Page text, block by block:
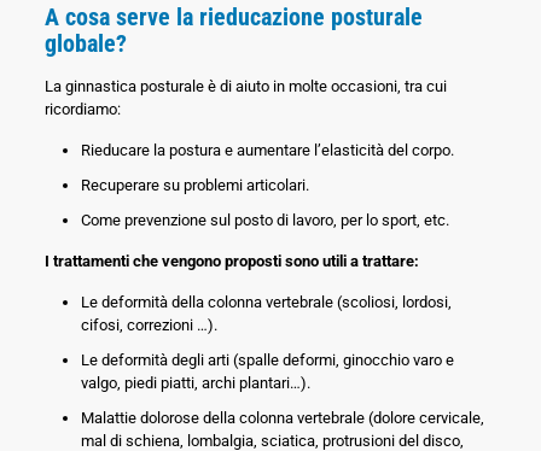
A cosa serve la rieducazione posturale
globale?
La ginnastica posturale è di aiuto in molte occasioni, tra cui
ricordiamo:
Rieducare la postura e aumentare l’elasticità del corpo.
Recuperare su problemi articolari.
Come prevenzione sul posto di lavoro, per lo sport, etc.
I trattamenti che vengono proposti sono utili a trattare:
Le deformità della colonna vertebrale (scoliosi, lordosi,
cifosi, correzioni …).
Le deformità degli arti (spalle deformi, ginocchio varo e
valgo, piedi piatti, archi plantari…).
Malattie dolorose della colonna vertebrale (dolore cervicale,
mal di schiena, lombalgia, sciatica, protrusioni del disco,